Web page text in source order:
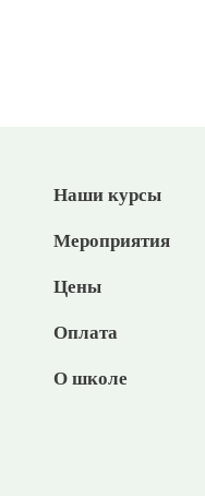
Наши курсы
Мероприятия
Цены
Оплата
О школе